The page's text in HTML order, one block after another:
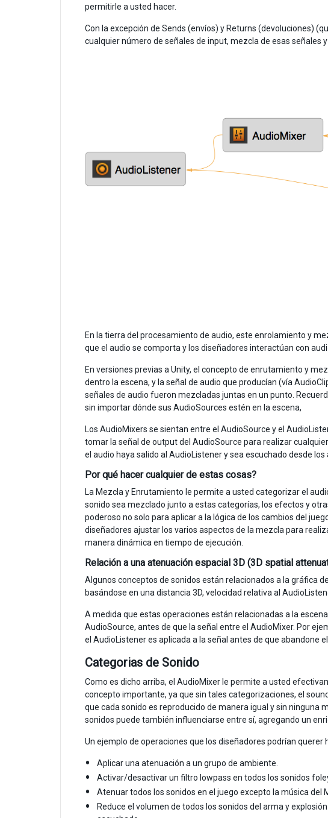
permitirle a usted hacer.
Con la excepción de Sends (envíos) y Returns (devoluciones)
cualquier número de señales de input, mezcla de esas señales
En la tierra del procesamiento de audio, este enrolamiento y
que el audio se comporta y los diseñadores interactúan con
En versiones previas a Unity, el concepto de enrutamiento y
dentro la escena, y la señal de audio que producían (vía
señales de audio fueron mezcladas juntas en un punto.
sin importar dónde sus AudioSources estén en la escena,
Los AudioMixers se sientan entre el AudioSource y el
tomar la señal de output del AudioSource para realizar
el audio haya salido al AudioListener y sea escuchado desde los
Por qué hacer cualquier de estas cosas?
La Mezcla y Enrutamiento le permite a usted categorizar el
sonido sea mezclado junto a estas categorías, los efectos y
poderoso no solo para aplicar a la lógica de los cambios del
diseñadores ajustar los varios aspectos de la mezcla para
manera dinámica en tiempo de ejecución.
Relación a una atenuación espacial 3D (3D spatial
Algunos conceptos de sonidos están relacionados a la gráfica
basándose en una distancia 3D, velocidad relativa al
A medida que estas operaciones están relacionadas a la
AudioSource, antes de que la señal entre el AudioMixer. Por
el AudioListener es aplicada a la señal antes de que abandone
Categorias de Sonido
Como es dicho arriba, el AudioMixer le permite a usted
concepto importante, ya que sin tales categorizaciones, el
que cada sonido es reproducido de manera igual y sin ninguna
sonidos puede también influenciarse entre sí, agregando un
Un ejemplo de operaciones que los diseñadores podrían querer
Aplicar una atenuación a un grupo de ambiente.
Activar/desactivar un filtro lowpass en todos los sonidos
Atenuar todos los sonidos en el juego excepto la música del
Reduce el volumen de todos los sonidos del arma y